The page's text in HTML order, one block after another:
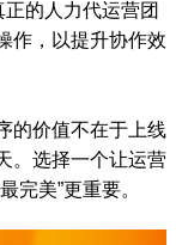
的人力代运营团
作，以提升协作效
的价值不在于上线
。选择一个让运营
完美”更重要。